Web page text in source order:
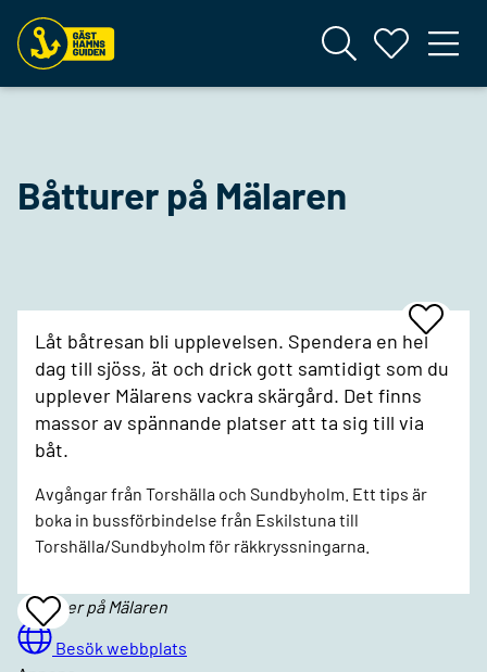
Båtturer på Mälaren
Add
To
Favrites
Låt båtresan bli upplevelsen. Spendera en hel
dag till sjöss, ät och drick gott samtidigt som du
upplever Mälarens vackra skärgård. Det finns
massor av spännande platser att ta sig till via
båt.
Avgångar från Torshälla och Sundbyholm. Ett tips är
boka in bussförbindelse från Eskilstuna till
Torshälla/Sundbyholm för räkkryssningarna.
Add
To
Favrites
Båtturer på Mälaren
Besök webbplats